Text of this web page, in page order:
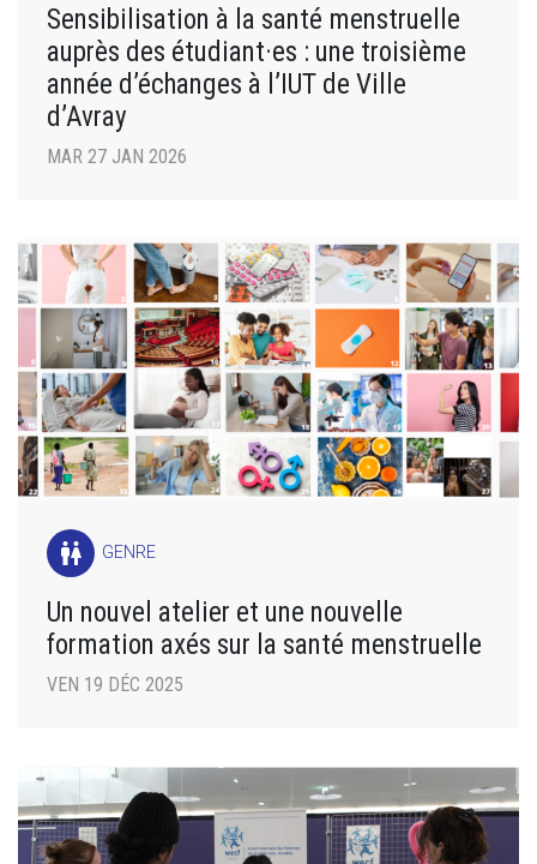
Sensibilisation à la santé menstruelle
auprès des étudiant·es : une troisième
année d’échanges à l’IUT de Ville
d’Avray
MAR 27 JAN 2026
wc GENRE
Un nouvel atelier et une nouvelle
formation axés sur la santé menstruelle
VEN 19 DÉC 2025